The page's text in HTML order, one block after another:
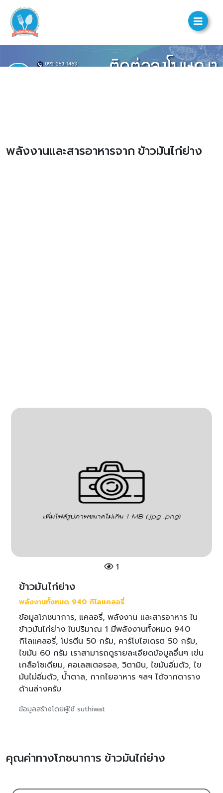
พลังงานและสารอาหารจาก ข้าวมันไก่ย่าง
1
ข้าวมันไก่ย่าง
พลังงานทั้งหมด 940 กิโลแคลอรี่
ข้อมูลโภชนาการ, แคลอรี่, พลังงาน และสารอาหาร ใน
ข้าวมันไก่ย่าง ในปริมาณ 1 มีพลังงานทั้งหมด 940
กิโลแคลอรี่, โปรตีน 50 กรัม, คาร์โบไฮเดรต 50 กรัม,
ไขมัน 60 กรัม เราสามารถดูรายละเอียดข้อมูลอื่นๆ เข่น
เกลือโซเดียม, คอเลสเตอรอล, วิตามิน, ไขมันอิ่มตัว, ไข
มันไม่อิ่มตัว, น้ำตาล, กากไยอาหาร ฯลฯ ได้จากตาราง
ด้านล่างครับ
ข้อมูลสร้างโดยผู้ใช้ suthiwat
คุณค่าทางโภชนาการ ข้าวมันไก่ย่าง